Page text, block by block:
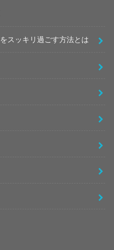
スッキリ過ごす方法とは